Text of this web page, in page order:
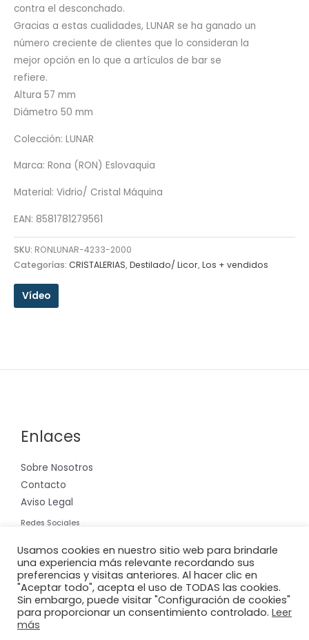
contra el desconchado.
Gracias a estas cualidades, LUNAR se ha ganado un
número creciente de clientes que lo consideran la
mejor opción en lo que a artículos de bar se
refiere.
Altura 57 mm
Diámetro 50 mm
Colección: LUNAR
Marca: Rona (RON) Eslovaquia
Material: Vidrio/ Cristal Máquina
EAN: 8581781279561
SKU: RONLUNAR-4233-2000
Categorías: CRISTALERIAS,Destilado/ Licor,Los + vendidos
Vídeo
Enlaces
Sobre Nosotros
Contacto
Aviso Legal
Redes Sociales
Copyright © 2026 Riera International, S.A.
Usamos cookies en nuestro sitio web para brindarle
una experiencia más relevante recordando sus
preferencias y visitas anteriores. Al hacer clic en
"Aceptar todo", acepta el uso de TODAS las cookies.
Sin embargo, puede visitar "Configuración de cookies"
para proporcionar un consentimiento controlado. Leer
más